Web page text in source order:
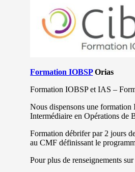
Formation IOBSPOrias
Formation IOBSP et IAS –
Nous dispensons une
Intermédiaire en Opérations de
Formation débrifer par 2 jours
au CMF définissant le
Pour plus de renseignements